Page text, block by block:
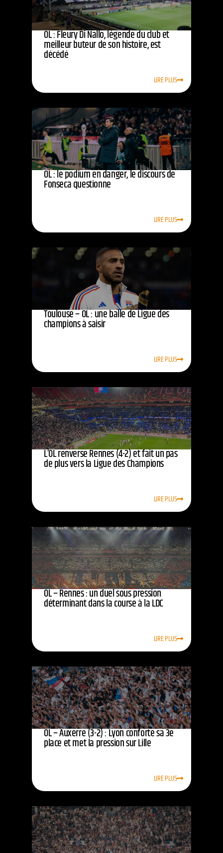
OL : Fleury Di Nallo, légende du club et
meilleur buteur de son histoire, est
décédé
LIRE PLUS
OL : le podium en danger, le discours de
Fonseca questionne
LIRE PLUS
Toulouse – OL : une balle de Ligue des
champions à saisir
LIRE PLUS
L’OL renverse Rennes (4-2) et fait un pas
de plus vers la Ligue des Champions
LIRE PLUS
OL – Rennes : un duel sous pression
déterminant dans la course à la LDC
LIRE PLUS
OL – Auxerre (3-2) : Lyon conforte sa 3e
place et met la pression sur Lille
LIRE PLUS